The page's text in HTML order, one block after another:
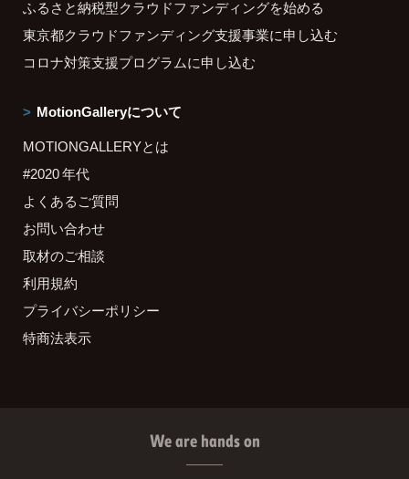
ふるさと納税型クラウドファンディングを始める
東京都クラウドファンディング支援事業に申し込む
コロナ対策支援プログラムに申し込む
MotionGalleryについて
MOTIONGALLERYとは
#2020 年代
よくあるご質問
お問い合わせ
取材のご相談
利用規約
プライバシーポリシー
特商法表示
We are hands on